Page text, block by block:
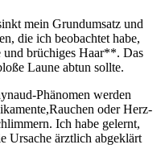
mein Grundumsatz und
die ⁢ich beobachtet habe,
brüchiges‌ Haar**. Das
‍Laune abtun⁢ sollte.
Phänomen werden⁣
oder⁢ Herz-
Ich habe gelernt,
Ursache⁢ ärztlich abgeklärt